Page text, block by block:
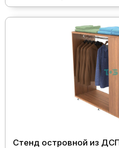
Стенд островной из